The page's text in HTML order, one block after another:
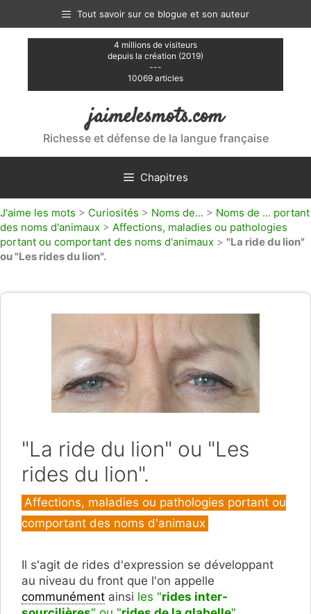
contenu
Tout savoir sur ce blogue et son auteur
4 millions de visiteurs
depuis la création (2019)
---
10069 articles
jaimelesmots.com
Richesse et défense de la langue française
Chapitres
J'aime les mots > Curiosités > Noms de... > Noms de ... portant
des noms d'animaux > Affections, maladies ou pathologies
portant ou comportant des noms d'animaux > "La ride du lion"
ou "Les rides du lion".
"La ride du lion" ou "Les
rides du lion".
Catégories
Affections, maladies ou pathologies portant ou
comportant des noms d'animaux
Il s'agit de rides d'expression se développant
au niveau du front que l'on appelle
communément ainsi les "rides inter-